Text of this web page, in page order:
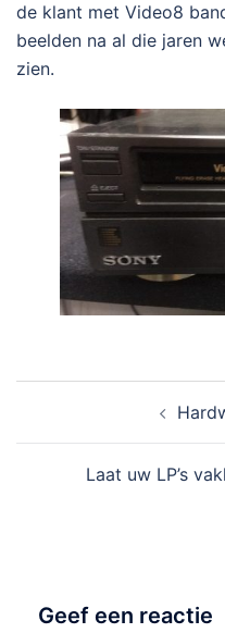
de klant met Video8
beelden na al die jaren
zien.
Laat uw LP’s
Geef een reactie